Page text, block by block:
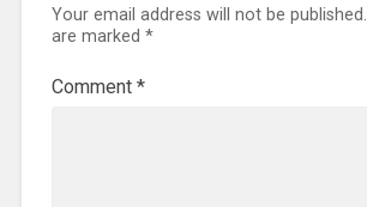
Your email address will not be published.
are marked *
Comment *